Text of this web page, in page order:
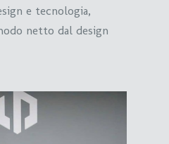
e tecnologia,
netto dal design